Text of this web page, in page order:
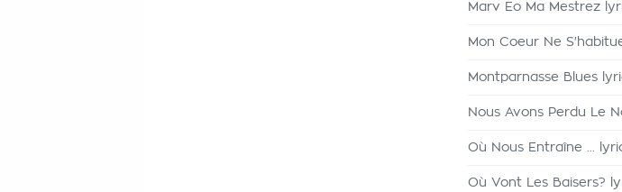
Marv Eo Ma Mestrez
Mon Coeur Ne
Montparnasse Blues
Nous Avons Perdu Le
Où Nous Entraîne ...
Où Vont Les Baisers?